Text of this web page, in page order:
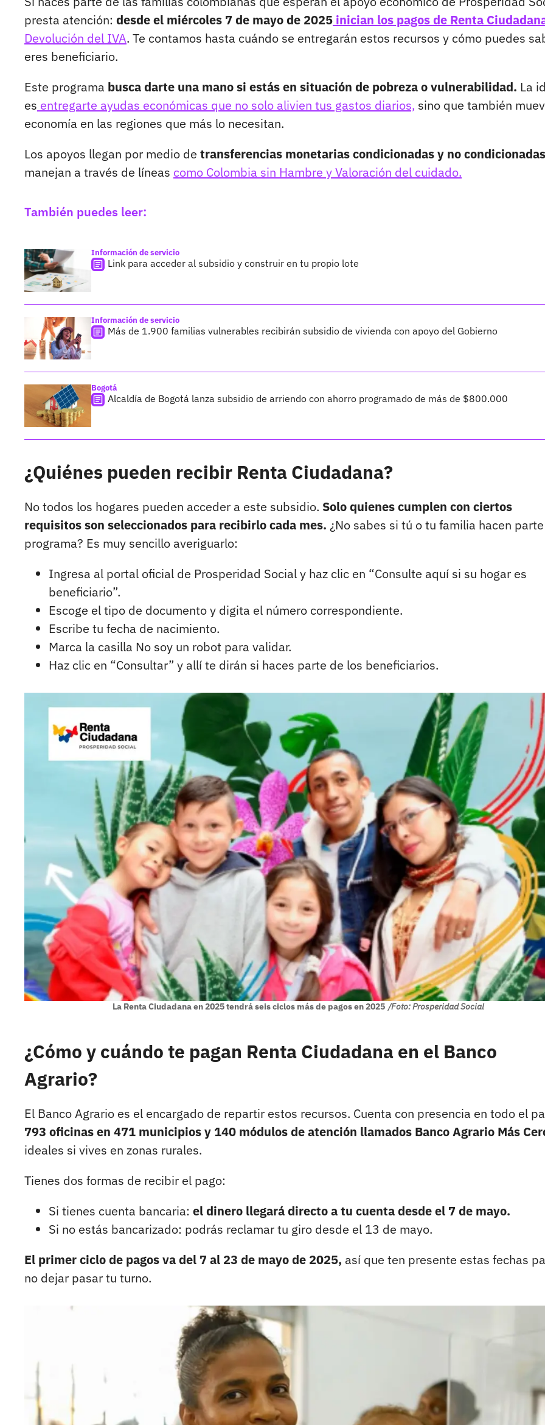
presta atención: desde el miércoles 7 de mayo de 2025 inician los pagos de Renta
Devolución del IVA. Te contamos hasta cuándo se entregarán estos recursos y cómo puedes
eres beneficiario.
Este programa busca darte una mano si estás en situación de pobreza o vulnerabilidad. La
es entregarte ayudas económicas que no solo alivien tus gastos diarios, sino que también
economía en las regiones que más lo necesitan.
Los apoyos llegan por medio de transferencias monetarias condicionadas y no condicionadas
manejan a través de líneas como Colombia sin Hambre y Valoración del cuidado.
También puedes leer:
Información de servicio
Link para acceder al subsidio y construir en tu propio lote
Información de servicio
Más de 1.900 familias vulnerables recibirán subsidio de vivienda con apoyo del Gobierno
Bogotá
Alcaldía de Bogotá lanza subsidio de arriendo con ahorro programado de más de $800.000
¿Quiénes pueden recibir Renta Ciudadana?
No todos los hogares pueden acceder a este subsidio. Solo quienes cumplen con ciertos
requisitos son seleccionados para recibirlo cada mes. ¿No sabes si tú o tu familia hacen
programa? Es muy sencillo averiguarlo:
Ingresa al portal oficial de Prosperidad Social y haz clic en “Consulte aquí si su hogar es
beneficiario”.
Escoge el tipo de documento y digita el número correspondiente.
Escribe tu fecha de nacimiento.
Marca la casilla No soy un robot para validar.
Haz clic en “Consultar” y allí te dirán si haces parte de los beneficiarios.
La Renta Ciudadana en 2025 tendrá seis ciclos más de pagos en 2025 /Foto: Prosperidad Social
¿Cómo y cuándo te pagan Renta Ciudadana en el Banco
Agrario?
El Banco Agrario es el encargado de repartir estos recursos. Cuenta con presencia en todo el
793 oficinas en 471 municipios y 140 módulos de atención llamados Banco Agrario Más
ideales si vives en zonas rurales.
Tienes dos formas de recibir el pago:
Si tienes cuenta bancaria: el dinero llegará directo a tu cuenta desde el 7 de mayo.
Si no estás bancarizado: podrás reclamar tu giro desde el 13 de mayo.
El primer ciclo de pagos va del 7 al 23 de mayo de 2025, así que ten presente estas fechas
no dejar pasar tu turno.